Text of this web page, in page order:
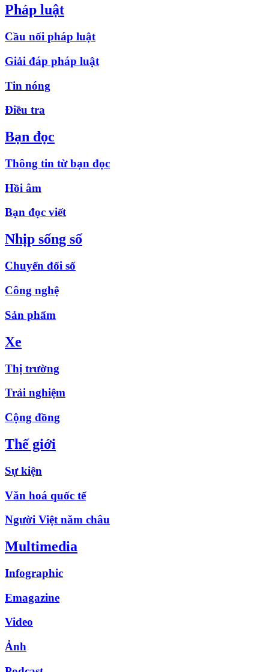
Pháp luật
Cầu nối pháp luật
Giải đáp pháp luật
Tin nóng
Điều tra
Bạn đọc
Thông tin từ bạn đọc
Hồi âm
Bạn đọc viết
Nhịp sống số
Chuyển đổi số
Công nghệ
Sản phẩm
Xe
Thị trường
Trải nghiệm
Cộng đồng
Thế giới
Sự kiện
Văn hoá quốc tế
Người Việt năm châu
Multimedia
Infographic
Emagazine
Video
Ảnh